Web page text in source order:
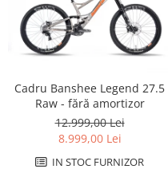
Amortizoare spate
Arcuri
Groupset
Cadru Banshee Legend 27.5
Raw - fără amortizor
12.999,00 Lei
8.999,00 Lei
IN STOC FURNIZOR